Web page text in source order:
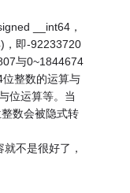
__int64，
，即-92233720
与0~1844674
整数的运算与
位运算等。当
数会被隐式转
不是很好了，